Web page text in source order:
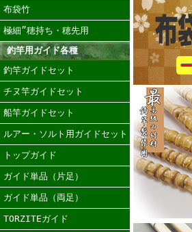
布袋竹
極細”穂持ち・穂先用
釣竿用ガイド各種
釣竿ガイドセット
チヌ竿ガイドセット
船竿ガイドセット
ルアー・ソルト用ガイドセット
トップガイド
ガイド単品（片足）
ガイド単品（両足）
TORZITEガイド